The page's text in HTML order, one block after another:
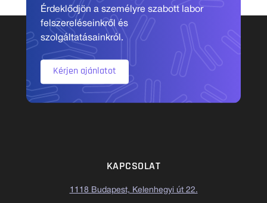
Érdeklődjön a személyre szabott labor
felszereléseinkről és
szolgáltatásainkról.
Kérjen ajánlatot
KAPCSOLAT
1118 Budapest, Kelenhegyi út 22.